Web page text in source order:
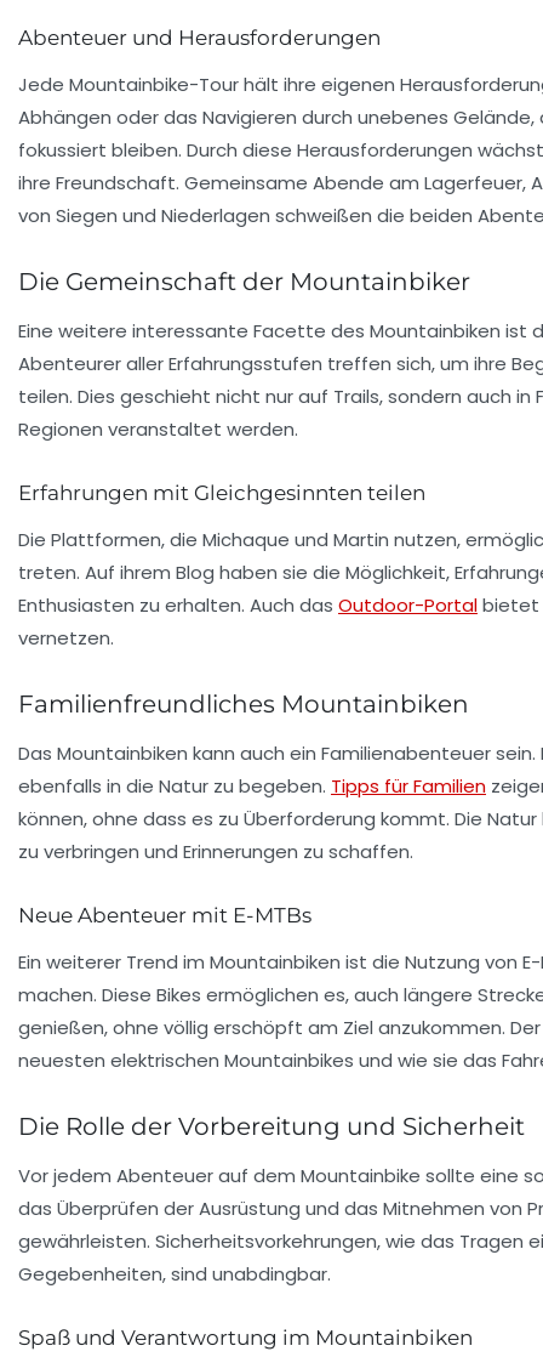
Abenteuer und Herausforderungen
Jede Mountainbike-Tour hält ihre eigenen
Abhängen oder das Navigieren durch unebenes
fokussiert bleiben. Durch diese Herausforderungen
ihre Freundschaft. Gemeinsame Abende am Lagerfeuer,
von Siegen und Niederlagen schweißen die beiden
Die Gemeinschaft der Mountainbiker
Eine weitere interessante Facette des Mountainbiken ist
Abenteurer aller Erfahrungsstufen treffen sich, um ihre
teilen. Dies geschieht nicht nur auf Trails, sondern auch
Regionen veranstaltet werden.
Erfahrungen mit Gleichgesinnten teilen
Die Plattformen, die Michaque und Martin nutzen,
treten. Auf ihrem Blog haben sie die Möglichkeit,
Enthusiasten zu erhalten. Auch das Outdoor-Portalbietet
vernetzen.
Familienfreundliches Mountainbiken
Das Mountainbiken kann auch ein Familienabenteuer
ebenfalls in die Natur zu begeben. Tipps für Familien
können, ohne dass es zu Überforderung kommt. Die
zu verbringen und Erinnerungen zu schaffen.
Neue Abenteuer mit E-MTBs
Ein weiterer Trend im Mountainbiken ist die Nutzung von
machen. Diese Bikes ermöglichen es, auch längere
genießen, ohne völlig erschöpft am Ziel anzukommen.
neuesten elektrischen Mountainbikes und wie sie das
Die Rolle der Vorbereitung und Sicherheit
Vor jedem Abenteuer auf dem Mountainbike sollte eine
das Überprüfen der Ausrüstung und das Mitnehmen von
gewährleisten. Sicherheitsvorkehrungen, wie das Tragen
Gegebenheiten, sind unabdingbar.
Spaß und Verantwortung im Mountainbiken